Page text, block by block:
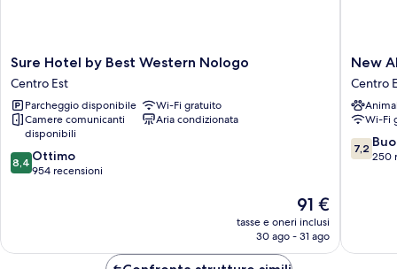
Sure
Hotel
by
Best
Western
Nologo
Centro
Est
Sure Hotel by Best Western Nologo
Centro Est
Parcheggio disponibile
Wi-Fi gratuito
Camere comunicanti
disponibili
Aria condizionata
8.4
su
8,4 Ottimo
954 recensioni
Il
prezzo
attuale
91 €
tasse e oneri inclusi
30 ago - 31 ago
New
Centro
Est
New
Centro
Wi-Fi
7.2
su
7,2
250